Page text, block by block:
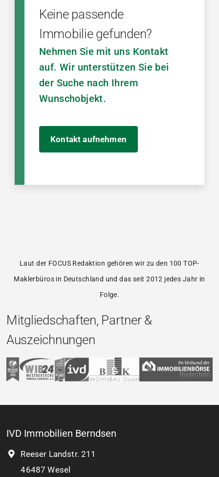
Keine passende
Immobilie gefunden?
Nehmen Sie mit uns Kontakt
auf. Wir unterstützen Sie bei
der Suche nach Ihrem
Wunschobjekt.
Kontakt aufnehmen
Laut der FOCUS Redaktion gehören wir zu den 100 TOP-
Maklerbüros in Deutschland und das seit 2012 jedes Jahr in
Folge.
Mitgliedschaften, Partner &
Auszeichnungen
IVD Immobilien Berndsen
Reeser Landstr. 211
46487 Wesel